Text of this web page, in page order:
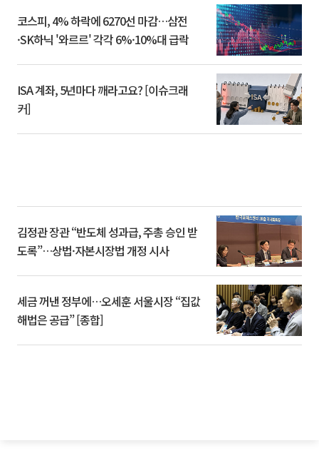
코스피, 4% 하락에 6270선 마감…삼전
·SK하닉 '와르르' 각각 6%·10%대 급락
ISA 계좌, 5년마다 깨라고요? [이슈크래
커]
김정관 장관 “반도체 성과급, 주총 승인 받
도록”…상법·자본시장법 개정 시사
세금 꺼낸 정부에…오세훈 서울시장 “집값
해법은 공급” [종합]